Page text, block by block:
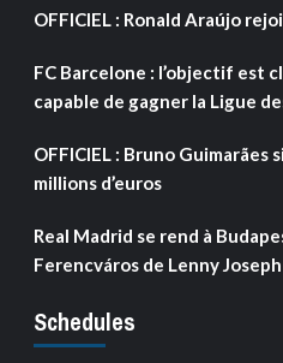
OFFICIEL : Ronald Araújo
FC Barcelone : l’objectif est
capable de gagner la Ligue
OFFICIEL : Bruno Guimarães
millions d’euros
Real Madrid se rend à
Ferencváros de Lenny Joseph
Schedules